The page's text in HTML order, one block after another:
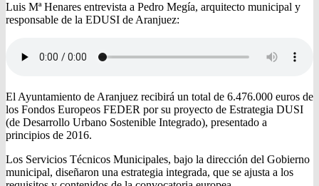
Luis Mª Henares entrevista a Pedro Megía, arquitecto municipal y
responsable de la EDUSI de Aranjuez:
El Ayuntamiento de Aranjuez recibirá un total de 6.476.000 euros de
los Fondos Europeos FEDER por su proyecto de Estrategia DUSI
(de Desarrollo Urbano Sostenible Integrado), presentado a
principios de 2016.
Los Servicios Técnicos Municipales, bajo la dirección del Gobierno
municipal, diseñaron una estrategia integrada, que se ajusta a los